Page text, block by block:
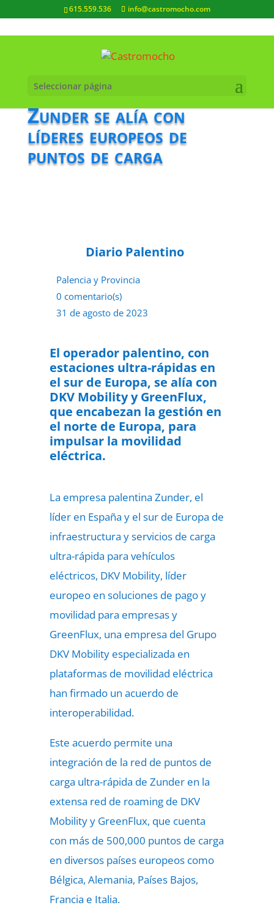
615.559.536 info@castromocho.com
Seleccionar página
Zunder se alía con
líderes europeos de
puntos de carga
Diario Palentino
Palencia y Provincia
0 comentario(s)
31 de agosto de 2023
El operador palentino, con
estaciones ultra-rápidas en
el sur de Europa, se alía con
DKV Mobility y GreenFlux,
que encabezan la gestión en
el norte de Europa, para
impulsar la movilidad
eléctrica.
La empresa palentina Zunder, el
líder en España y el sur de Europa de
infraestructura y servicios de carga
ultra-rápida para vehículos
eléctricos, DKV Mobility, líder
europeo en soluciones de pago y
movilidad para empresas y
GreenFlux, una empresa del Grupo
DKV Mobility especializada en
plataformas de movilidad eléctrica
han firmado un acuerdo de
interoperabilidad.
Este acuerdo permite una
integración de la red de puntos de
carga ultra-rápida de Zunder en la
extensa red de roaming de DKV
Mobility y GreenFlux, que cuenta
con más de 500,000 puntos de carga
en diversos países europeos como
Bélgica, Alemania, Países Bajos,
Francia e Italia.